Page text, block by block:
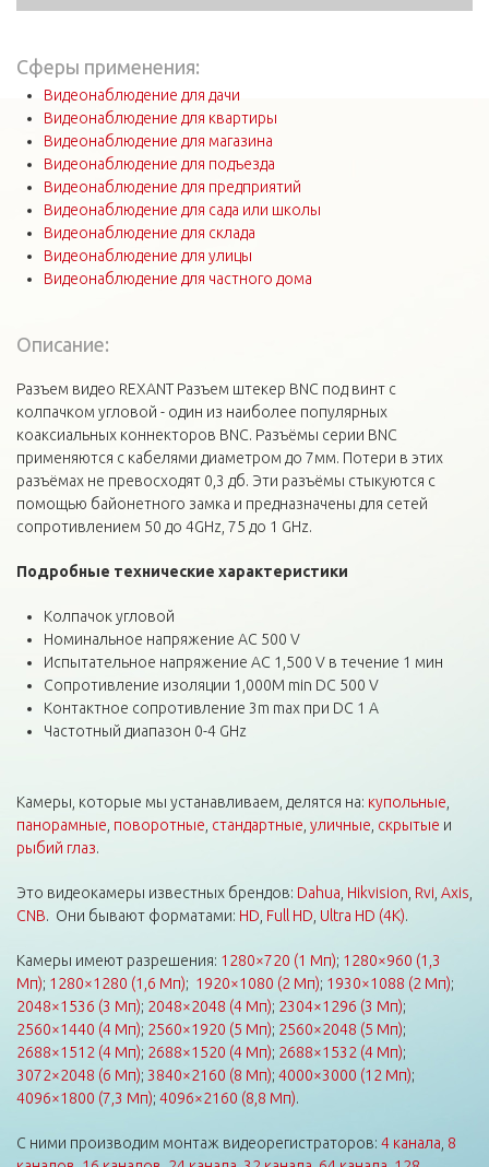
Сферы применения:
Видеонаблюдение для дачи
Видеонаблюдение для квартиры
Видеонаблюдение для магазина
Видеонаблюдение для подъезда
Видеонаблюдение для предприятий
Видеонаблюдение для сада или школы
Видеонаблюдение для склада
Видеонаблюдение для улицы
Видеонаблюдение для частного дома
Описание:
Разъем видео REXANT Разъем штекер BNC под винт с
колпачком угловой - один из наиболее популярных
коаксиальных коннекторов BNC. Разъёмы серии BNC
применяются с кабелями диаметром до 7мм. Потери в этих
разъёмах не превосходят 0,3 дб. Эти разъёмы стыкуются с
помощью байонетного замка и предназначены для сетей
сопротивлением 50 до 4GHz, 75 до 1 GHz.
Подробные технические характеристики
Колпачок угловой
Номинальное напряжение AC 500 V
Испытательное напряжение AC 1,500 V в течение 1 мин
Сопротивление изоляции 1,000M min DC 500 V
Контактное сопротивление 3m max при DC 1 A
Частотный диапазон 0-4 GHz
Камеры, которые мы устанавливаем, делятся на: купольные
панорамные поворотные стандартные уличные скрытые и
рыбий глаз.
Это видеокамеры известных брендов: Dahua Hikvision Rvi Axis
CNB. Они бывают форматами: HD Full HD Ultra HD (4K).
Камеры имеют разрешения: 1280×720 (1 Мп); 1280×960 (1,3
Мп); 1280×1280 (1,6 Мп); 1920×1080 (2 Мп); 1930×1088 (2 Мп);
2048×1536 (3 Мп); 2048×2048 (4 Мп); 2304×1296 (3 Мп);
2560×1440 (4 Мп); 2560×1920 (5 Мп); 2560×2048 (5 Мп);
2688×1512 (4 Мп); 2688×1520 (4 Мп); 2688×1532 (4 Мп);
3072×2048 (6 Мп); 3840×2160 (8 Мп); 4000×3000 (12 Мп);
4096×1800 (7,3 Мп); 4096×2160 (8,8 Мп).
С ними производим монтаж видеорегистраторов: 4 канала 8